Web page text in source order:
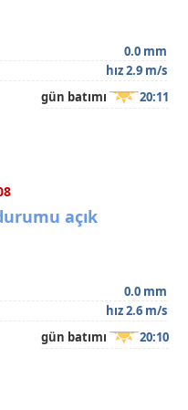
0.0 mm
hız 2.9 m/s
gün batımı 20:11
açık
0.0 mm
hız 2.6 m/s
gün batımı 20:10